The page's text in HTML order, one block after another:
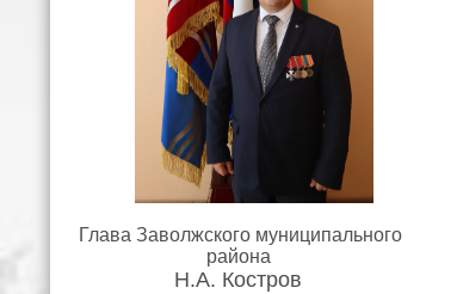
Глава Заволжского муниципального
района
Н.А. Костров